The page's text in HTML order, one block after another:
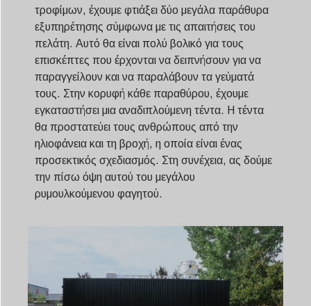
τροφίμων, έχουμε φτιάξει δύο μεγάλα παράθυρα
εξυπηρέτησης σύμφωνα με τις απαιτήσεις του
πελάτη. Αυτό θα είναι πολύ βολικό για τους
επισκέπτες που έρχονται να δειπνήσουν για να
παραγγείλουν και να παραλάβουν τα γεύματά
τους. Στην κορυφή κάθε παραθύρου, έχουμε
εγκαταστήσει μια αναδιπλούμενη τέντα. Η τέντα
θα προστατεύει τους ανθρώπους από την
ηλιοφάνεια και τη βροχή, η οποία είναι ένας
προσεκτικός σχεδιασμός. Στη συνέχεια, ας δούμε
την πίσω όψη αυτού του μεγάλου
ρυμουλκούμενου φαγητού.